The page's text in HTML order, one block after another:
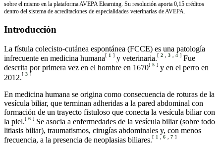
sobre el mismo en la plataforma AVEPA Elearning. Su resolución aporta 0,15 créditos
dentro del sistema de acreditaciones de especialidades veterinarias de AVEPA.
Introducción
La fístula colecisto-cutánea espontánea (FCCE) es una patología
infrecuente en medicina humana[ 1 ] y veterinaria.[ 2 3 4 ] Fue
descrita por primera vez en el hombre en 1670[ 5 ] y en el perro en
2012.[ 3 ]
En medicina humana se origina como consecuencia de roturas de la
vesícula biliar, que terminan adheridas a la pared abdominal con
formación de un trayecto fistuloso que conecta la vesícula biliar con
la piel.[ 6 ] Se asocia a enfermedades de la vesícula biliar (sobre todo
litiasis biliar), traumatismos, cirugías abdominales y, con menos
frecuencia, a la presencia de neoplasias biliares.[ 1 6 7 ]